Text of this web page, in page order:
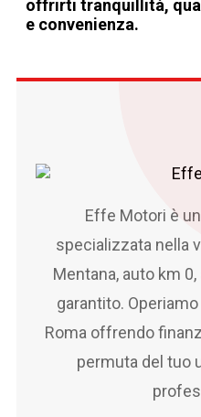
offrirti tranquillità,
e convenienza.
Effe Motori è
specializzata nella
Mentana, auto km
garantito.
Roma offrendo
permuta del tuo